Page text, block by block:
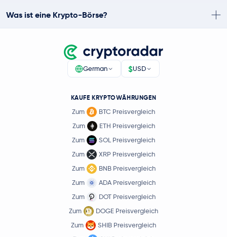
Was ist eine Krypto-Börse?
German $USD
KAUFE KRYPTOWÄHRUNGEN
Zum
BTC Preisvergleich
Zum
ETH Preisvergleich
Zum
SOL Preisvergleich
Zum
XRP Preisvergleich
Zum
BNB Preisvergleich
Zum
ADA Preisvergleich
Zum
DOT Preisvergleich
Zum
DOGE Preisvergleich
Zum
SHIB Preisvergleich